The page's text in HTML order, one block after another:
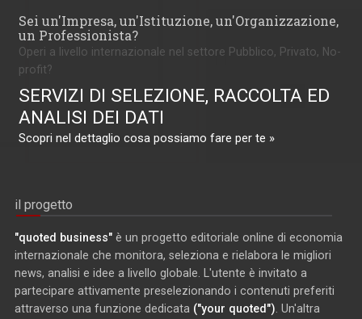
Sei un'Impresa, un'Istituzione, un'Organizzazione,
un Professionista?
Operi a livello internazionale nel settore Pubblico, Privato, No-
profit?
SERVIZI DI SELEZIONE, RACCOLTA ED
ANALISI DEI DATI
Scopri nel dettaglio cosa possiamo fare per te »
il progetto
"quoted business" è un progetto editoriale online di economia
internazionale che monitora, seleziona e rielabora le migliori
news, analisi e idee a livello globale. L'utente è invitato a
partecipare attivamente preselezionando i contenuti preferiti
attraverso una funzione dedicata ("your quoted") . Un'altra